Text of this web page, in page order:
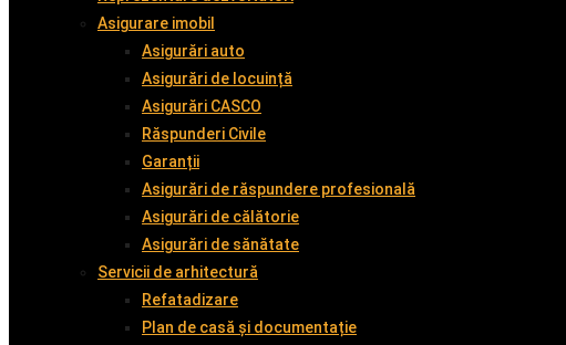
Asigurare imobil
Asigurări auto
Asigurări de locuință
Asigurări CASCO
Răspunderi Civile
Garanții
Asigurări de răspundere profesională
Asigurări de călătorie
Asigurări de sănătate
Servicii de arhitectură
Refatadizare
Plan de casă și documentație